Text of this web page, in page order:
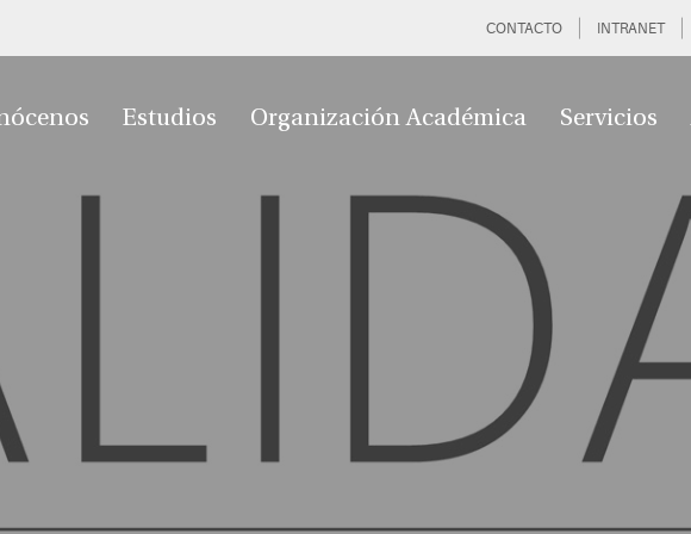
CONTACTO INTRANET
Estudios Organización Académica Servicios